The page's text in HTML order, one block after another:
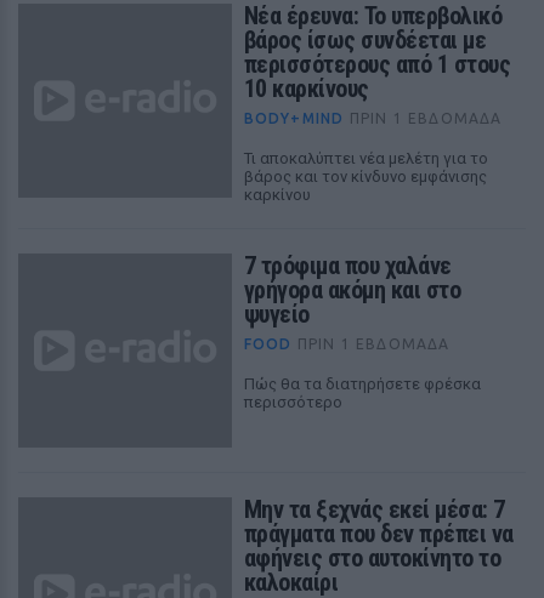
Νέα έρευνα: Το υπερβολικό
βάρος ίσως συνδέεται με
περισσότερους από 1 στους
10 καρκίνους
BODY+MIND ΠΡΙΝ 1 ΕΒΔΟΜΆΔΑ
Τι αποκαλύπτει νέα μελέτη για το
βάρος και τον κίνδυνο εμφάνισης
καρκίνου
7 τρόφιμα που χαλάνε
γρήγορα ακόμη και στο
ψυγείο
FOOD ΠΡΙΝ 1 ΕΒΔΟΜΆΔΑ
Πώς θα τα διατηρήσετε φρέσκα
περισσότερο
Μην τα ξεχνάς εκεί μέσα: 7
πράγματα που δεν πρέπει να
αφήνεις στο αυτοκίνητο το
καλοκαίρι